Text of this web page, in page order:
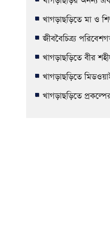
খাগড়াছড়িতে মা ও
জীববৈচিত্র্য
খাগড়াছড়িতে বীর
খাগড়াছড়িতে
খাগড়াছড়িতে